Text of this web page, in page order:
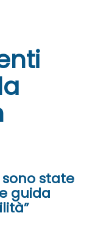
sono state
guida